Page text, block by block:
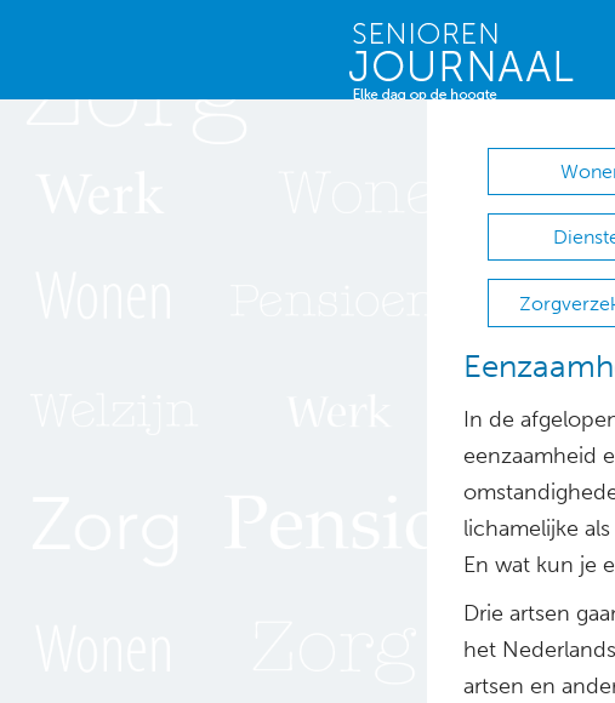
In de
eenzaamheid
lichamelijke
En wat kun je
Drie artsen
het Nederlands
artsen en